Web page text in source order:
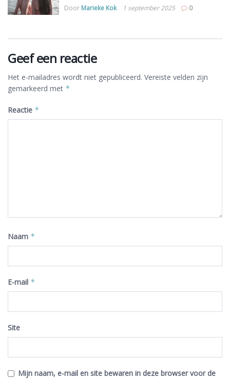
Door Marieke Kok 1 september 2025 0
Geef een reactie
Het e-mailadres wordt niet gepubliceerd. Vereiste velden zijn
gemarkeerd met *
Reactie *
Naam *
E-mail *
Site
Mijn naam, e-mail en site bewaren in deze browser voor de